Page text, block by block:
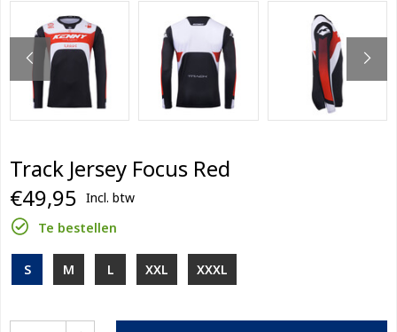
Track Jersey Focus Red
€49,95 Incl. btw
Te bestellen
S M L XXL XXXL